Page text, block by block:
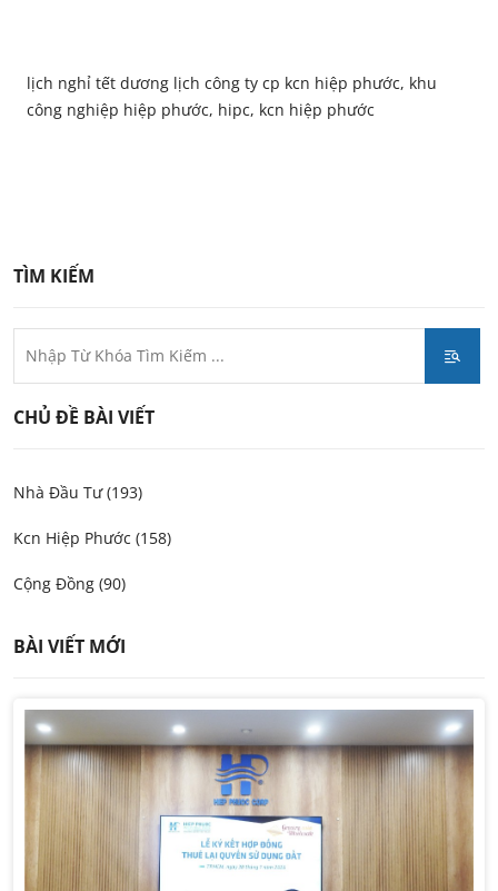
TÌM KIẾM
CHỦ ĐỀ BÀI VIẾT
Nhà Đầu Tư (193)
Kcn Hiệp Phước (158)
Cộng Đồng (90)
BÀI VIẾT MỚI
lịch nghỉ tết dương lịch công ty cp kcn hiệp phước, khu
công nghiệp hiệp phước, hipc, kcn hiệp phước